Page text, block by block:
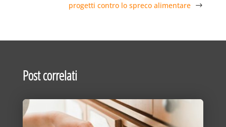
progetti contro lo spreco alimentare
Post correlati